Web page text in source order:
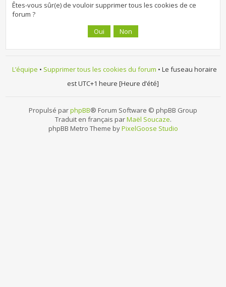
Êtes-vous sûr(e) de vouloir supprimer tous les cookies de ce
forum ?
L’équipe • Supprimer tous les cookies du forum • Le fuseau horaire
est UTC+1 heure [Heure d’été]
Propulsé parphpBB® Forum Software © phpBB Group
Traduit en français parMaël Soucaze.
phpBB Metro Theme byPixelGoose Studio